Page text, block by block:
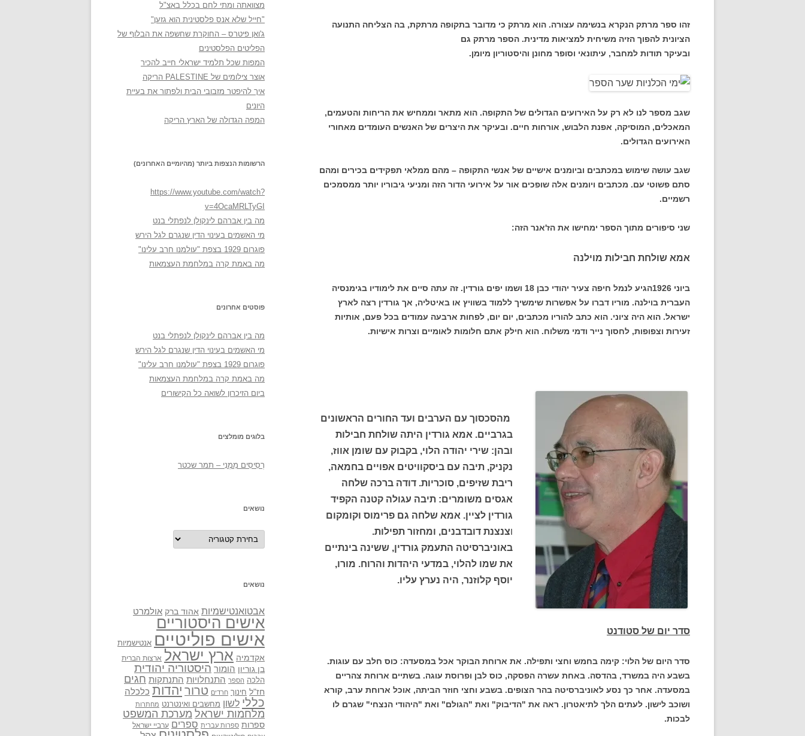
זהו ספר מרתק הנקרא בנשימה עצורה. הוא מרתק כי מדובר בתקופה מרתקת, בה הצליחה התנועה
הציונית להפוך הזיה משיחית למציאות מדינית. הספר מרתק גם
ובעיקר תודות למחבר, עיתונאי וסופר מחונן והיסטוריון מיומן.
שגב מספר לנו לא רק על האירועים הגדולים של התקופה. הוא מתאר וממחיש את הריחות והטעמים,
המאכלים, המוסיקה, אפנת הלבוש, אורחות חיים. ובעיקר את היצרים של האנשים העומדים מאחורי
האירועים הגדולים.
שגב עושה שימוש במכתבים וביומנים אישיים של אנשי התקופה – מהם ממלאי תפקידים בכירים ומהם
סתם פשוטי עם. מכתבים ויומנים אלה שופכים אור על אירועי הדור הזה ומניעי גיבוריו יותר ממסמכים
רשמיים.
שני סיפורים מתוך הספר ימחישו את הז'אנר הזה:
אמא שולחת חבילות מוילנה
ביוני 1926הגיע לנמל חיפה צעיר יהודי כבן 18 ושמו יפים גורדין. זה עתה סיים את לימודיו בגימנסיה
העברית בוילנה. מוריו דברו על אפשרות שימשיך ללמוד בשוויץ או באיטליה, אך גורדין רצה לארץ
ישראל. הוא היה ציוני. הוא כתב להוריו מכתבים, יום יום, לפחות ארבעה עמודים בכל פעם, אותיות
זעירות וצפופות, לחסוך נייר ודמי משלוח. הוא חילק אתם חלומות לאומיים וצרות אישיות.
מהסכסוך עם הערבים ועד החורים הראשונים
בגרביים. אמא גורדין היתה שולחת חבילות
ובהן: שירי יהודה הלוי, בקבוק עם שומן אווז,
נקניק, תיבה עם ביסקוויטים אפויים בחמאה,
ריבת שזיפים, סוכריות. דודה ברכה שלחה
אגסים משומרים: תיבה עגולה קטנה הקפיד
גורדין לציין. אמא שלחה גם פרימוס וקומקום
וצנצנת דובדבנים, ומחזור תפילות.
באוניברסיטה התעמק גורדין, ששינה בינתיים
את שמו להלוי, במדעי היהדות והרוח. מורו,
יוסף קלוזנר, היה נערץ עליו.
סדר יום של סטודנט
סדר היום של הלוי: קימה בחמש וחצי ותפילה. את ארוחת הבוקר אכל במסעדה: כוס חלב עם עוגות.
בשבע היה במשרד, בהדסה. באחת עשרה הפסקה, כוס לבן ופרוסת עוגה. בשתיים ארוחת צהריים
במסעדה. אחר כך נסע לאוניברסיטה בהר הצופים. בשבע וחצי חוזר הביתה, אוכל ארוחת ערב, קורא
ושוכב לישון. לעתים הלך לתיאטרון. ראה את "הדיבוק" ואת "הגולם" ואת "היהודי הנצחי" שגרם לו
לבכות.
מצוואתה ומתי לחם בכלל באצ"ל
"חייל שלא אנס פלסטינית הוא גזען"
ג'ואן פיטרס – החוקרת שחשפה את הבלוף של
הפליטים הפלסטינים
המפות שכל תלמיד ישראלי חייב להכיר
אוצר צילומים של PALESTINE הריקה
איך להיפטר מזבובי הבית ולפתור את בעיית
היונים
המפה הגדולה של הארץ הריקה
הרשומות הנצפות ביותר (מהיומיים האחרונים)
https://www.youtube.com/watch?
v=4OcaMRLTyGI
מה בין אברהם לינקולן לנפתלי בנט
מי האשמים בעינוי הדין שנגרם לגל הירש
פוגרום 1929 בצפת "עולמנו חרב עלינו"
מה באמת קרה במלחמת העצמאות
פוסטים אחרונים
מה בין אברהם לינקולן לנפתלי בנט
מי האשמים בעינוי הדין שנגרם לגל הירש
פוגרום 1929 בצפת "עולמנו חרב עלינו"
מה באמת קרה במלחמת העצמאות
ביום הזיכרון לשואה כל הקישורים
בלוגים מומלצים
רְסִיסִים מִמֶנִי – תמר שכטר
נושאים
נושאים
נושאים
אבטואנטישמיות אהוד ברק אולמרט
אישים היסטוריים
אישים פוליטיים אנטישמיות
אקדמיה ארץ ישראל ארצות הברית
בן גוריון הומור היסטוריה יהודית
הלכה הספר התנחלויות התנתקות חגים
חז"ל חינוך חרדים טרור יהדות כלכלה
כללי לשון מחשבים ואינטרנט מחתרות
מלחמות ישראל מערכת המשפט
ספרות ספרות עברית ספרים ערביי ישראל